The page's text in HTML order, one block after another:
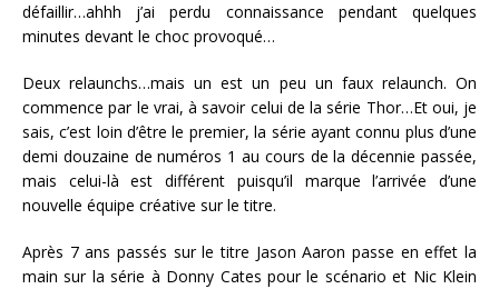
défaillir…ahhh j’ai perdu connaissance pendant quelques
minutes devant le choc provoqué…
Deux relaunchs…mais un est un peu un faux relaunch. On
commence par le vrai, à savoir celui de la série Thor…Et oui, je
sais, c’est loin d’être le premier, la série ayant connu plus d’une
demi douzaine de numéros 1 au cours de la décennie passée,
mais celui-là est différent puisqu’il marque l’arrivée d’une
nouvelle équipe créative sur le titre.
Après 7 ans passés sur le titre Jason Aaron passe en effet la
main sur la série à Donny Cates pour le scénario et Nic Klein